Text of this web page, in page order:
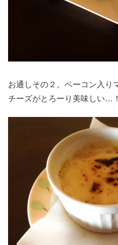
お通しその２。ベーコン入り
チーズがとろーり美味しい…！